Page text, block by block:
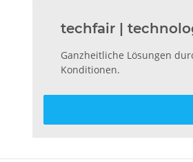
techfair |
Ganzheitliche Lösungen
Konditionen.